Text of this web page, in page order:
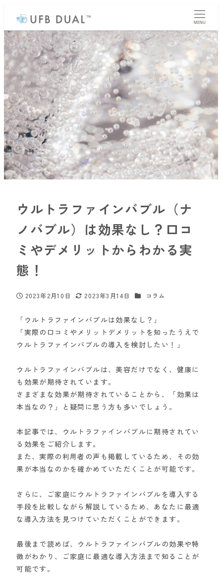
MENU
ウルトラファインバブル（ナ
ノバブル）は効果なし？口コ
ミやデメリットからわかる実
態！
投稿日
2023年2月10日
更新日
2023年3月14日 カテゴリー
コラム
「ウルトラファインバブルは効果なし？」
「実際の口コミやメリットデメリットを知ったうえで
ウルトラファインバブルの導入を検討したい！」
ウルトラファインバブルは、美容だけでなく、健康に
も効果が期待されています。
さまざまな効果が期待されていることから、「効果は
本当なの？」と疑問に思う方も多いでしょう。
本記事では、ウルトラファインバブルに期待されてい
る効果をご紹介します。
また、実際の利用者の声も掲載しているため、その効
果が本当なのかを確かめていただくことが可能です。
さらに、ご家庭にウルトラファインバブルを導入する
手段を比較しながら解説しているため、あなたに最適
な導入方法を見つけていただくことができます。
最後まで読めば、ウルトラファインバブルの効果や特
徴がわかり、ご家庭に最適な導入方法まで知ることが
可能です。